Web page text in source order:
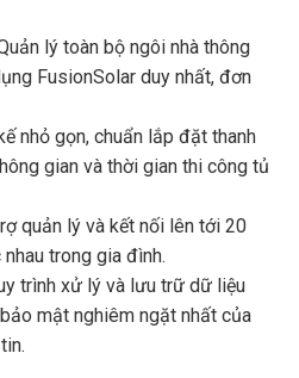
lý toàn bộ ngôi nhà thông
FusionSolar duy nhất, đơn
nhỏ gọn, chuẩn lắp đặt thanh
gian và thời gian thi công tủ
quản lý và kết nối lên tới 20
trong gia đình.
trình xử lý và lưu trữ dữ liệu
mật nghiêm ngặt nhất của